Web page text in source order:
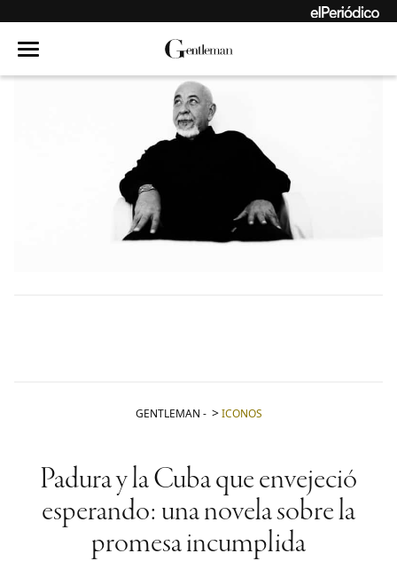
GENTLEMAN - ICONOS
Padura y la Cuba que envejeció
esperando: una novela sobre la
promesa incumplida